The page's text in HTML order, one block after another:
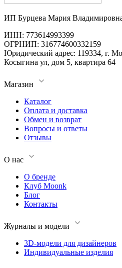
ИП Бурцева Мария
ИНН: 773614993399
ОГРНИП: 316774600332159
Юридический адрес: 119334, г.
Косыгина ул, дом 5, квартира 64
Магазин
Каталог
Оплата и доставка
Обмен и возврат
Вопросы и ответы
Отзывы
О нас
О бренде
Клуб Moonk
Блог
Контакты
Журналы и модели
3D-модели для дизайнеров
Индивидуальные изделия